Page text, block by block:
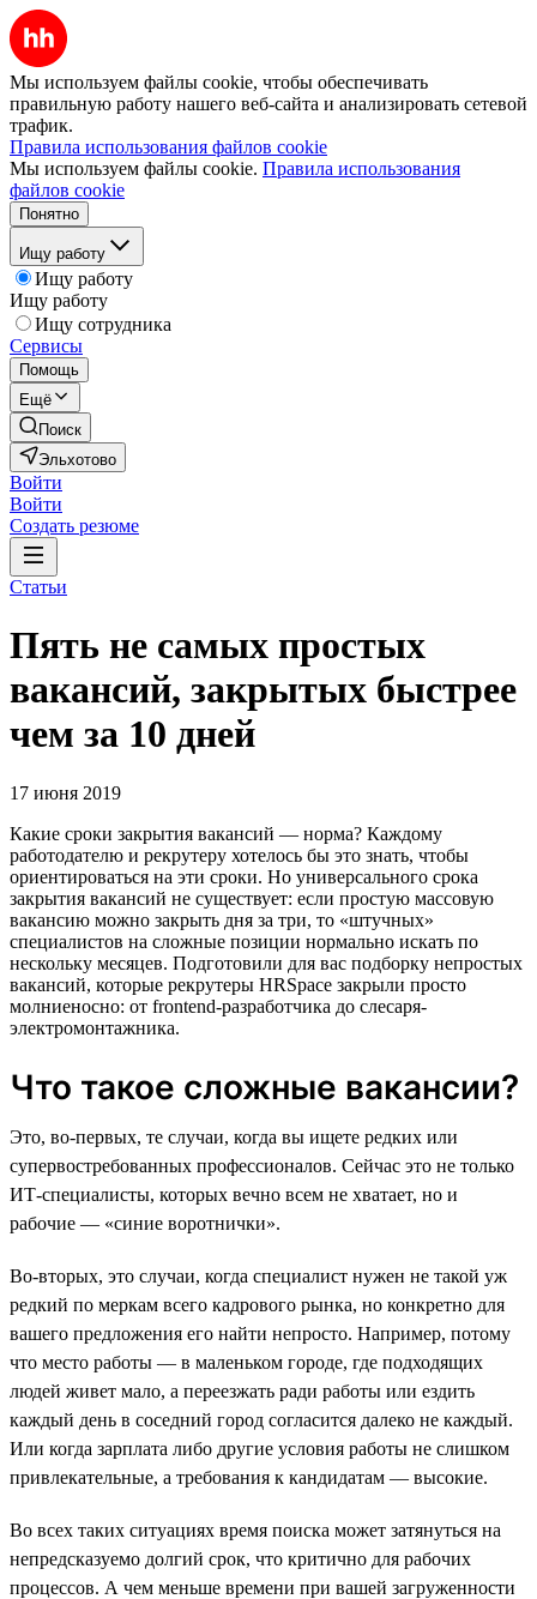
Мы используем файлы cookie, чтобы обеспечивать
правильную работу нашего веб-сайта и анализировать сетевой
трафик.
Правила использования файлов cookie
Мы используем файлы cookie. Правила использования
файлов cookie
Понятно
Ищу работу
Ищу работу
Ищу работу
Ищу сотрудника
Сервисы
Помощь
Ещё
Поиск
Эльхотово
Войти
Войти
Создать резюме
Статьи
Пять не самых простых
вакансий, закрытых быстрее
чем за 10 дней
17 июня 2019
Какие сроки закрытия вакансий — норма? Каждому
работодателю и рекрутеру хотелось бы это знать, чтобы
ориентироваться на эти сроки. Но универсального срока
закрытия вакансий не существует: если простую массовую
вакансию можно закрыть дня за три, то «штучных»
специалистов на сложные позиции нормально искать по
нескольку месяцев. Подготовили для вас подборку непростых
вакансий, которые рекрутеры HRSpace закрыли просто
молниеносно: от frontend-разработчика до слесаря-
электромонтажника.
Что такое сложные вакансии?
Это, во-первых, те случаи, когда вы ищете редких или
супервостребованных профессионалов. Сейчас это не только
ИТ-специалисты, которых вечно всем не хватает, но и
рабочие — «синие воротнички».
Во-вторых, это случаи, когда специалист нужен не такой уж
редкий по меркам всего кадрового рынка, но конкретно для
вашего предложения его найти непросто. Например, потому
что место работы — в маленьком городе, где подходящих
людей живет мало, а переезжать ради работы или ездить
каждый день в соседний город согласится далеко не каждый.
Или когда зарплата либо другие условия работы не слишком
привлекательные, а требования к кандидатам — высокие.
Во всех таких ситуациях время поиска может затянуться на
непредсказуемо долгий срок, что критично для рабочих
процессов. А чем меньше времени при вашей загруженности